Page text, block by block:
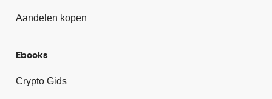
Aandelen kopen
Ebooks
Crypto Gids